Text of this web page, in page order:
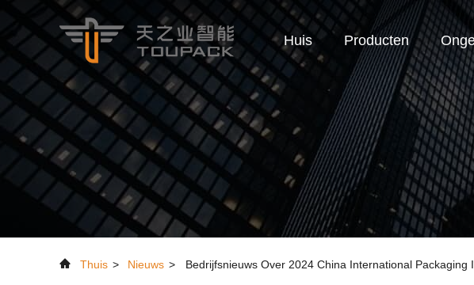
Huis Producten
Thuis > Nieuws > Bedrijfsnieuws Over 2024 China International